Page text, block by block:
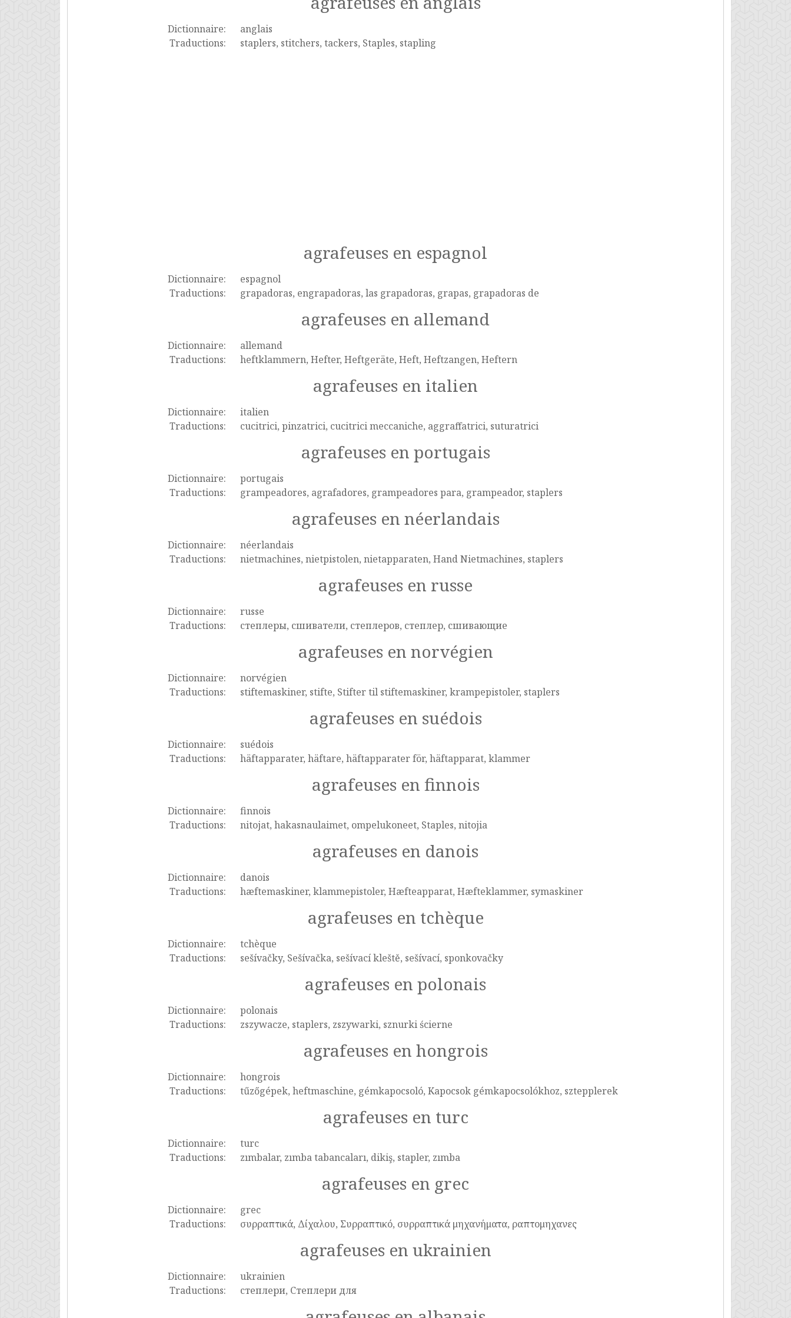
Dictionnaire:
anglais
Traductions:
staplers, stitchers, tackers, Staples, stapling
agrafeuses en espagnol
Dictionnaire:
espagnol
Traductions:
grapadoras, engrapadoras, las grapadoras, grapas, grapadoras de
agrafeuses en allemand
Dictionnaire:
allemand
Traductions:
heftklammern, Hefter, Heftgeräte, Heft, Heftzangen, Heftern
agrafeuses en italien
Dictionnaire:
italien
Traductions:
cucitrici, pinzatrici, cucitrici meccaniche, aggraffatrici, suturatrici
agrafeuses en portugais
Dictionnaire:
portugais
Traductions:
grampeadores, agrafadores, grampeadores para, grampeador, staplers
agrafeuses en néerlandais
Dictionnaire:
néerlandais
Traductions:
nietmachines, nietpistolen, nietapparaten, Hand Nietmachines, staplers
agrafeuses en russe
Dictionnaire:
russe
Traductions:
степлеры, сшиватели, степлеров, степлер, сшивающие
agrafeuses en norvégien
Dictionnaire:
norvégien
Traductions:
stiftemaskiner, stifte, Stifter til stiftemaskiner, krampepistoler, staplers
agrafeuses en suédois
Dictionnaire:
suédois
Traductions:
häftapparater, häftare, häftapparater för, häftapparat, klammer
agrafeuses en finnois
Dictionnaire:
finnois
Traductions:
nitojat, hakasnaulaimet, ompelukoneet, Staples, nitojia
agrafeuses en danois
Dictionnaire:
danois
Traductions:
hæftemaskiner, klammepistoler, Hæfteapparat, Hæfteklammer, symaskiner
agrafeuses en tchèque
Dictionnaire:
tchèque
Traductions:
sešívačky, Sešívačka, sešívací kleště, sešívací, sponkovačky
agrafeuses en polonais
Dictionnaire:
polonais
Traductions:
zszywacze, staplers, zszywarki, sznurki ścierne
agrafeuses en hongrois
Dictionnaire:
hongrois
Traductions:
tűzőgépek, heftmaschine, gémkapocsoló, Kapocsok gémkapocsolókhoz, sztepplerek
agrafeuses en turc
Dictionnaire:
turc
Traductions:
zımbalar, zımba tabancaları, dikiş, stapler, zımba
agrafeuses en grec
Dictionnaire:
grec
Traductions:
συρραπτικά, Δίχαλου, Συρραπτικό, συρραπτικά μηχανήματα, ραπτομηχανες
agrafeuses en ukrainien
Dictionnaire:
ukrainien
Traductions:
степлери, Степлери для